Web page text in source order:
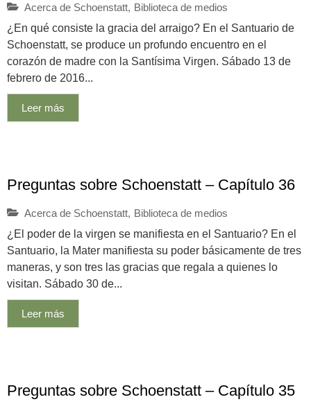
Acerca de Schoenstatt, Biblioteca de medios
¿En qué consiste la gracia del arraigo? En el Santuario de
Schoenstatt, se produce un profundo encuentro en el
corazón de madre con la Santísima Virgen. Sábado 13 de
febrero de 2016...
Leer más
Preguntas sobre Schoenstatt – Capítulo 36
Acerca de Schoenstatt, Biblioteca de medios
¿El poder de la virgen se manifiesta en el Santuario? En el
Santuario, la Mater manifiesta su poder básicamente de tres
maneras, y son tres las gracias que regala a quienes lo
visitan. Sábado 30 de...
Leer más
Preguntas sobre Schoenstatt – Capítulo 35